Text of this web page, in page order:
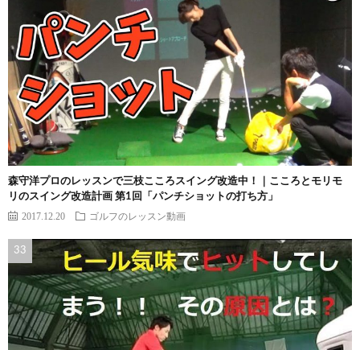
森守洋プロのレッスンで三枝こころスイング改造中！｜こころとモリモ
リのスイング改造計画 第1回「パンチショットの打ち方」
2017.12.20 ゴルフのレッスン動画